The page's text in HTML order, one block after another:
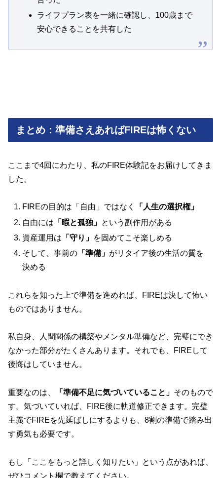
ライフプラン表を一緒に確認し、100歳まで
安心できることを共有した
まとめ：準備さえあればFIREは怖くない
ここまで4回にわたり、私のFIRE体験記をお届けしてきま
した。
FIREの目的は「自由」ではなく
「人生の選択権」
自由には 「暇と孤独」 という副作用がある
資産運用は 「守り」 を固めてこそ楽しめる
そして、事前の 「準備」 がリタイア後の生活の質を
決める
これらを知った上で準備を進めれば、FIREは決して怖い
ものではありません。
私自身、人間関係の構築やメンタル準備など、完璧にでき
なかった部分がたくさんあります。それでも、FIREして
後悔はしていません。
重要なのは、 「準備不足に気づいていること」 そのもので
す。気づいていれば、FIRE後に軌道修正できます。完璧
主義でFIREを先延ばしにするよりも、8割の準備で踏み出
す勇気も必要です。
もし「ここをもっと詳しく知りたい」という点があれば、
ぜひコメント欄で教えてください。